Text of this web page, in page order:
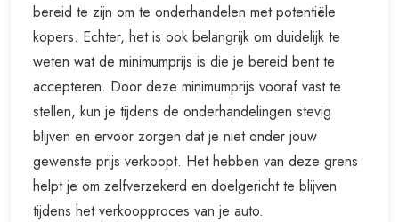
bereid te zijn om te onderhandelen met potentiële
kopers. Echter, het is ook belangrijk om duidelijk te
weten wat de minimumprijs is die je bereid bent te
accepteren. Door deze minimumprijs vooraf vast te
stellen, kun je tijdens de onderhandelingen stevig
blijven en ervoor zorgen dat je niet onder jouw
gewenste prijs verkoopt. Het hebben van deze grens
helpt je om zelfverzekerd en doelgericht te blijven
tijdens het verkoopproces van je auto.